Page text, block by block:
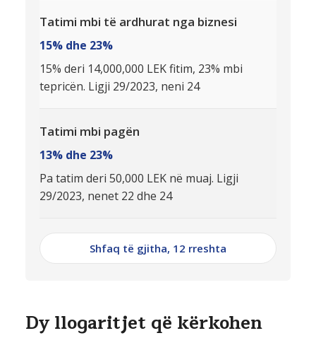
Tatimi mbi të ardhurat nga biznesi
15% dhe 23%
15% deri 14,000,000 LEK fitim, 23% mbi
tepricën. Ligji 29/2023, neni 24
Tatimi mbi pagën
13% dhe 23%
Pa tatim deri 50,000 LEK në muaj. Ligji
29/2023, nenet 22 dhe 24
Shfaq të gjitha, 12 rreshta
Dy llogaritjet që kërkohen